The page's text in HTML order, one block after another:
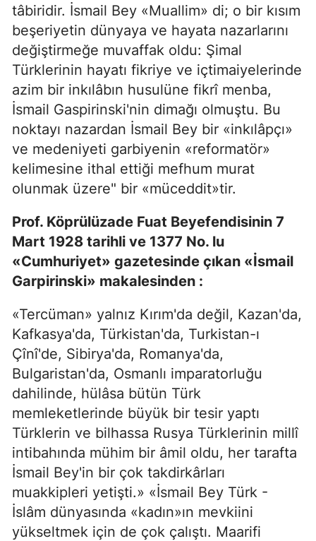
tâbiridir. İsmail Bey «Muallim» di; o bir kısım
beşeriyetin dünyaya ve hayata nazarlarını
değiştirmeğe muvaffak oldu: Şimal
Türklerinin hayatı fikriye ve içtimaiyelerinde
azim bir inkılâbın husulüne fikrî menba,
İsmail Gaspirinski'nin dimağı olmuştu. Bu
noktayı nazardan İsmail Bey bir «inkılâpçı»
ve medeniyeti garbiyenin «reformatör»
kelimesine ithal ettiği mefhum murat
olunmak üzere" bir «müceddit»tir.
Prof. Köprülüzade Fuat Beyefendisinin 7
Mart 1928 tarihli ve 1377 No. lu
«Cumhuriyet» gazetesinde çıkan «İsmail
Garpirinski» makalesinden :
«Tercüman» yalnız Kırım'da değil, Kazan'da,
Kafkasya'da, Türkistan'da, Turkistan-ı
Çînî'de, Sibirya'da, Romanya'da,
Bulgaristan'da, Osmanlı imparatorluğu
dahilinde, hülâsa bütün Türk
memleketlerinde büyük bir tesir yaptı
Türklerin ve bilhassa Rusya Türklerinin millî
intibahında mühim bir âmil oldu, her tarafta
İsmail Bey'in bir çok takdirkârları
muakkipleri yetişti.» «İsmail Bey Türk -
İslâm dünyasında «kadın»ın mevkiini
yükseltmek için de çok çalıştı. Maarifi